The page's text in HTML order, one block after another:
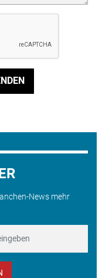
News mehr